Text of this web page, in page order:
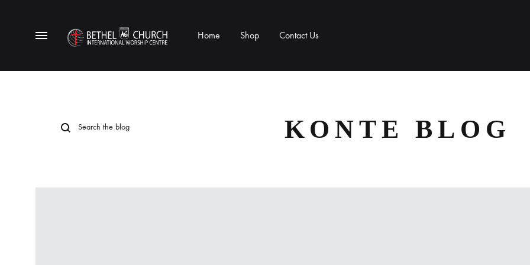
Menu
Store
AG
Home Shop Contact Us
KONTE BLOG